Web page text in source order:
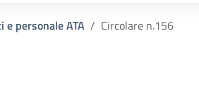
e personale ATA Circolare n.156